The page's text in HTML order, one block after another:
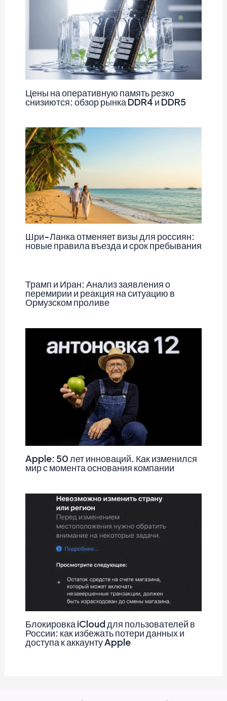
Цены на оперативную память резко
снизиются: обзор рынка DDR4 и DDR5
Шри-Ланка отменяет визы для россиян:
новые правила въезда и срок пребывания
Трамп и Иран: Анализ заявления о
перемирии и реакция на ситуацию в
Ормузском проливе
Apple: 50 лет инноваций. Как изменился
мир с момента основания компании
Блокировка iCloud для пользователей в
России: как избежать потери данных и
доступа к аккаунту Apple